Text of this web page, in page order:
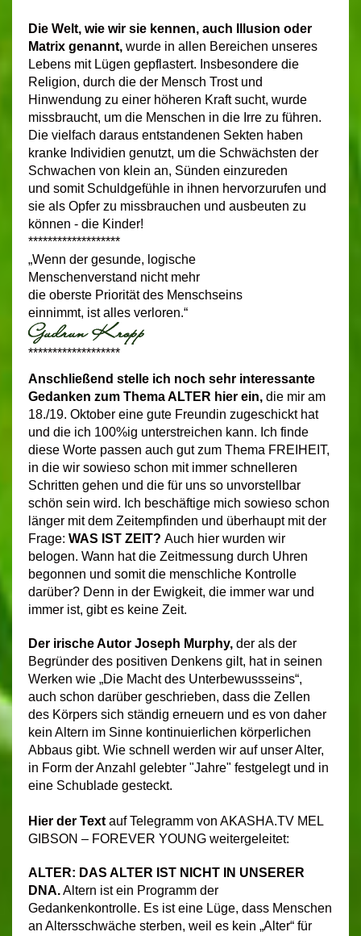
Die Welt, wie wir sie kennen, auch Illusion oder
Matrix genannt, wurde in allen Bereichen unseres
Lebens mit Lügen gepflastert. Insbesondere die
Religion, durch die der Mensch Trost und
Hinwendung zu einer höheren Kraft sucht, wurde
missbraucht, um die Menschen in die Irre zu führen.
Die vielfach daraus entstandenen Sekten haben
kranke Individien genutzt, um die Schwächsten der
Schwachen von klein an, Sünden einzureden
und somit Schuldgefühle in ihnen hervorzurufen und
sie als Opfer zu missbrauchen und ausbeuten zu
können - die Kinder!
*******************
„Wenn der gesunde, logische
Menschenverstand nicht mehr
die oberste Priorität des Menschseins
einnimmt, ist alles verloren.“
*******************
Anschließend stelle ich noch sehr interessante
Gedanken zum Thema ALTER hier ein, die mir am
18./19. Oktober eine gute Freundin zugeschickt hat
und die ich 100%ig unterstreichen kann. Ich finde
diese Worte passen auch gut zum Thema FREIHEIT,
in die wir sowieso schon mit immer schnelleren
Schritten gehen und die für uns so unvorstellbar
schön sein wird. Ich beschäftige mich sowieso schon
länger mit dem Zeitempfinden und überhaupt mit der
Frage: WAS IST ZEIT? Auch hier wurden wir
belogen. Wann hat die Zeitmessung durch Uhren
begonnen und somit die menschliche Kontrolle
darüber? Denn in der Ewigkeit, die immer war und
immer ist, gibt es keine Zeit.
Der irische Autor Joseph Murphy, der als der
Begründer des positiven Denkens gilt, hat in seinen
Werken wie „Die Macht des Unterbewussseins“,
auch schon darüber geschrieben, dass die Zellen
des Körpers sich ständig erneuern und es von daher
kein Altern im Sinne kontinuierlichen körperlichen
Abbaus gibt. Wie schnell werden wir auf unser Alter,
in Form der Anzahl gelebter "Jahre" festgelegt und in
eine Schublade gesteckt.
Hier der Text auf Telegramm von AKASHA.TV MEL
GIBSON – FOREVER YOUNG weitergeleitet:
ALTER: DAS ALTER IST NICHT IN UNSERER
DNA.Altern ist ein Programm der
Gedankenkontrolle. Es ist eine Lüge, dass Menschen
an Altersschwäche sterben, weil es kein „Alter“ für